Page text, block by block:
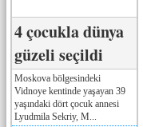
4 çocukla dünya
güzeli seçildi
Moskova bölgesindeki
Vidnoye kentinde yaşayan 39
yaşındaki dört çocuk annesi
Lyudmila Sekriy, M...